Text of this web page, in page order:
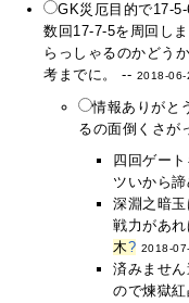
GK災厄目的で17-
数回17-7-5を周回し
らっしゃるのかどう
考までに。 -- 2018-
情報ありがと
るの面倒くさ
四回ゲー
ツいから
深淵之暗
戦力があ
木? 2018-
済みませ
ので煉獄